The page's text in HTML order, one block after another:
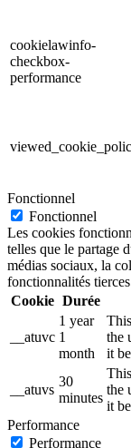
cookielawinfo-
checkbox-
performance
Fonctionnel
Fonctionnel
Les cookies
telles que le partage
médias sociaux, la
fonctionnalités
Cookie Durée
__atuvc
1 year
1
month
the
it
__atuvs
30
minutes
the
it
Performance
Performance